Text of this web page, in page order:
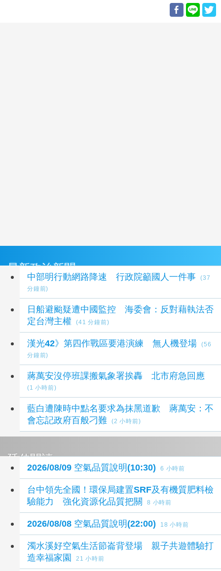
最新政治新聞
中部明行動網路降速 行政院籲國人一件事
(37
分鐘前)
日船避颱疑遭中國監控 海委會：反對藉執法否
定台灣主權
(41 分鐘前)
漢光42》第四作戰區要港演練 無人機登場
(56
分鐘前)
蔣萬安沒停班課搬氣象署挨轟 北市府急回應
(1 小時前)
藍白遭陳時中點名要求為抹黑道歉 蔣萬安：不
會忘記政府百般刁難
(2 小時前)
延伸閱讀
2026/08/09 空氣品質說明(10:30) 6 小時前
台中領先全國！環保局建置SRF及有機質肥料檢
驗能力 強化資源化品質把關
8 小時前
2026/08/08 空氣品質說明(22:00) 18 小時前
濁水溪好空氣生活節崙背登場 親子共遊體驗打
造幸福家園
21 小時前